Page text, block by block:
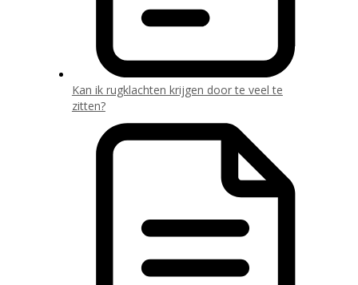
Kan ik rugklachten krijgen door te veel te
zitten?